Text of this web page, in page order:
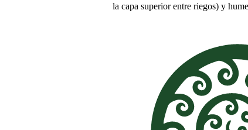
la capa superior entre riegos) y